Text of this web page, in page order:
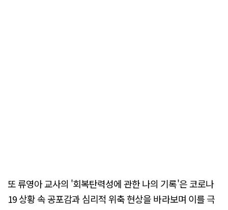
또 류영아 교사의 '회복탄력성에 관한 나의 기록'은 코로나
19 상황 속 공포감과 심리적 위축 현상을 바라보며 이를 극